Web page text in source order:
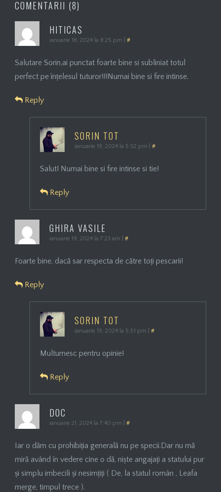
COMENTARII (8)
HITICAS
ianuarie 18, 2024 la 8:25 pm #
Salutare Sorin,ai punctat foarte bine si subliniat totul
perfect pe înțelesul tuturor!!!Numai bine si fire intinse.
Reply
SORIN TOT
ianuarie 19, 2024 la 5:52 pm #
Salut! Numai bine si fire intinse si tie!
Reply
GHIRA VASILE
ianuarie 19, 2024 la 7:23 am #
Foarte bine, dacă sar respecta de către toți pescarii!
Reply
SORIN TOT
ianuarie 19, 2024 la 5:51 pm #
Multumesc pentru opinie!
Reply
DOC
ianuarie 21, 2024 la 7:40 pm #
Iar o dăm cu prohibiția generală nu pe specii.Dar nu mă
miră având în vedere cine o dă, niște angajați a statului pur
și simplu imbecili și nesimțiți ( De, la statul român , Leafa
merge, timpul trece ).